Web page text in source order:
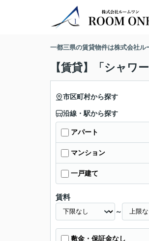
一都三県の賃貸物件は株式会社ル
【賃貸】「シャワ
市区町村から探す
沿線・駅から探す
アパート
マンション
一戸建て
賃料
～
敷金・保証金なし